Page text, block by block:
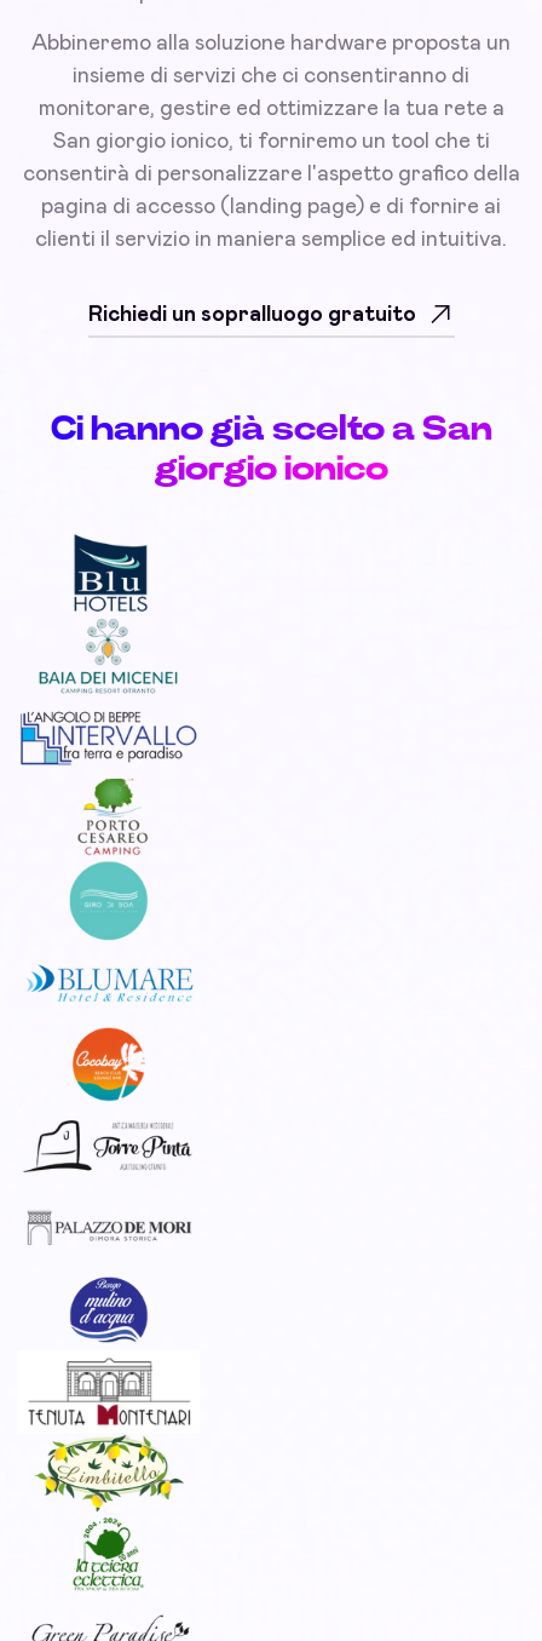
Abbineremo alla soluzione hardware proposta un
insieme di servizi che ci consentiranno di
monitorare, gestire ed ottimizzare la tua rete a
San giorgio ionico, ti forniremo un tool che ti
consentirà di personalizzare l'aspetto grafico della
pagina di accesso (landing page) e di fornire ai
clienti il servizio in maniera semplice ed intuitiva.
Richiedi un sopralluogo gratuito
Ci hanno già scelto a San
giorgio ionico